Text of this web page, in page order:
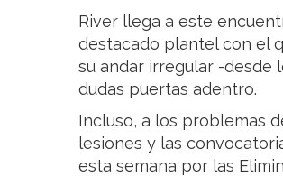
River llega a este
destacado plantel con el
su andar irregular -desde
dudas puertas adentro.
Incluso, a los problemas
lesiones y las
esta semana por las